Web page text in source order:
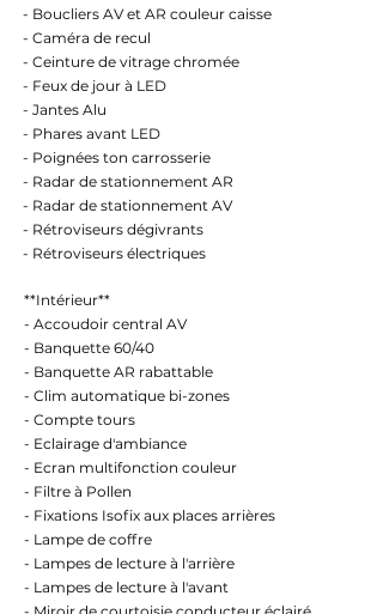
- Boucliers AV et AR couleur caisse
- Caméra de recul
- Ceinture de vitrage chromée
- Feux de jour à LED
- Jantes Alu
- Phares avant LED
- Poignées ton carrosserie
- Radar de stationnement AR
- Radar de stationnement AV
- Rétroviseurs dégivrants
- Rétroviseurs électriques
**Intérieur**
- Accoudoir central AV
- Banquette 60/40
- Banquette AR rabattable
- Clim automatique bi-zones
- Compte tours
- Eclairage d'ambiance
- Ecran multifonction couleur
- Filtre à Pollen
- Fixations Isofix aux places arrières
- Lampe de coffre
- Lampes de lecture à l'arrière
- Lampes de lecture à l'avant